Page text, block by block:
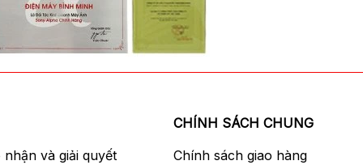
và giải quyết
CHÍNH SÁCH CHUNG
Chính sách giao hàng